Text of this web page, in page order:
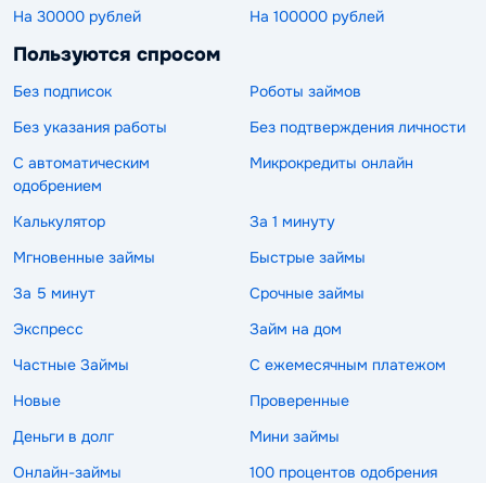
На 30000 рублей
На 100000 рублей
Пользуются спросом
Без подписок
Роботы займов
Без указания работы
Без подтверждения личности
С автоматическим
одобрением
Микрокредиты онлайн
Калькулятор
За 1 минуту
Мгновенные займы
Быстрые займы
За 5 минут
Срочные займы
Экспресс
Займ на дом
Частные Займы
С ежемесячным платежом
Новые
Проверенные
Деньги в долг
Мини займы
Онлайн-займы
100 процентов одобрения